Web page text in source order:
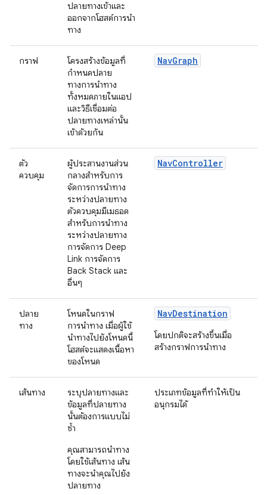
ปลายทางเข้าและ
ออกจากโฮสต์การนำ
ทาง
กราฟ
โครงสร้างข้อมูลที่
กำหนดปลาย
ทางการนำทาง
ทั้งหมดภายในแอป
และวิธีเชื่อมต่อ
ปลายทางเหล่านั้น
เข้าด้วยกัน
NavGraph
ตัว
ควบคุม
ผู้ประสานงานส่วน
กลางสำหรับการ
จัดการการนำทาง
ระหว่างปลายทาง
ตัวควบคุมมีเมธอด
สำหรับการนำทาง
ระหว่างปลายทาง
การจัดการ Deep
Link การจัดการ
Back Stack และ
อื่นๆ
NavController
ปลาย
ทาง
โหนดในกราฟ
การนำทาง เมื่อผู้ใช้
นำทางไปยังโหนดนี้
โฮสต์จะแสดงเนื้อหา
ของโหนด
NavDestination
โดยปกติจะสร้างขึ้นเมื่อ
สร้างกราฟการนำทาง
เส้นทาง
ระบุปลายทางและ
ข้อมูลที่ปลายทาง
นั้นต้องการแบบไม่
ซ้ำ
คุณสามารถนำทาง
โดยใช้เส้นทาง เส้น
ทางจะนำคุณไปยัง
ปลายทาง
ประเภทข้อมูลที่ทำให้เป็น
อนุกรมได้